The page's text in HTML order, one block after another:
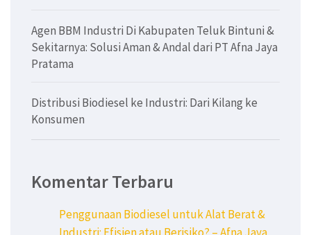
Agen BBM Industri Di Kabupaten Teluk Bintuni &
Sekitarnya: Solusi Aman & Andal dari PT Afna Jaya
Pratama
Distribusi Biodiesel ke Industri: Dari Kilang ke
Konsumen
Komentar Terbaru
Penggunaan Biodiesel untuk Alat Berat &